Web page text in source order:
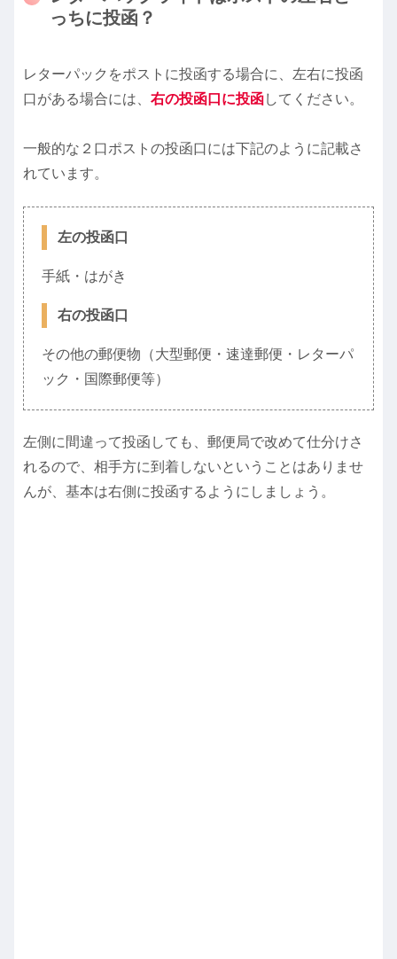
っちに投函？
レターパックをポストに投函する場合に、左右に投函
口がある場合には、 右の投函口に投函してください。
一般的な２口ポストの投函口には下記のように記載さ
れています。
左の投函口
手紙・はがき
右の投函口
その他の郵便物（大型郵便・速達郵便・レターパ
ック・国際郵便等）
左側に間違って投函しても、郵便局で改めて仕分けさ
れるので、相手方に到着しないということはありませ
んが、基本は右側に投函するようにしましょう。